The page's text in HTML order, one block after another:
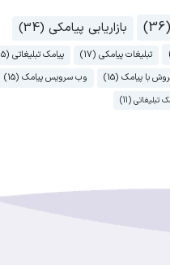
بازاریابی پیامکی (34)
تبلیغات پیامکی (17)
پیامک تبلیغاتی (15)
با پیامک (15)
وب سرویس پیامک (15)
تبلیغاتی (11)